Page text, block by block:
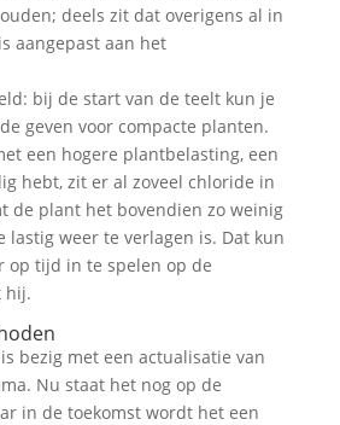
deels zit dat overigens al in
aangepast aan het
bij de start van de teelt kun je
geven voor compacte planten.
een hogere plantbelasting, een
hebt, zit er al zoveel chloride in
de plant het bovendien zo weinig
lastig weer te verlagen is. Dat kun
op tijd in te spelen op de
hij.
bezig met een actualisatie van
Nu staat het nog op de
in de toekomst wordt het een